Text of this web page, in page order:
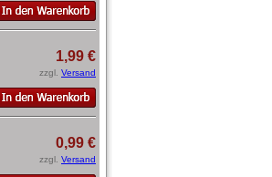
1,99 €
zzgl. Versand
0,99 €
zzgl. Versand